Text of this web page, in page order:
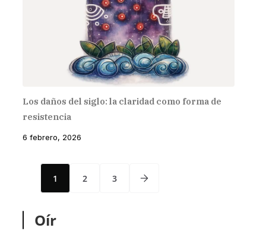
Los daños del siglo: la claridad como forma de
resistencia
6 febrero, 2026
1 2 3
Oír